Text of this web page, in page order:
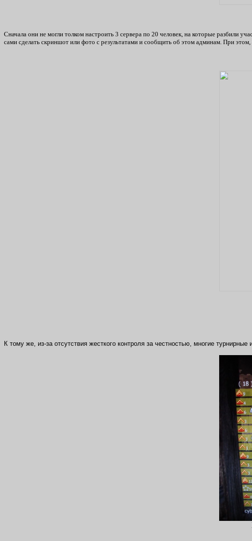
Сначала они не могли толком настроить 3 сервера по 20 человек, на которые разбили
сами сделать скриншот или фото с результатами и сообщить об этом админам. При
К тому же, из-за отсутствия жесткого контроля за честностью, многие